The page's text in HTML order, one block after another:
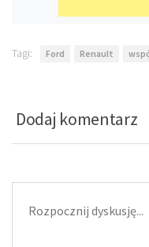
Tagi: Ford Renault
Dodaj komentarz